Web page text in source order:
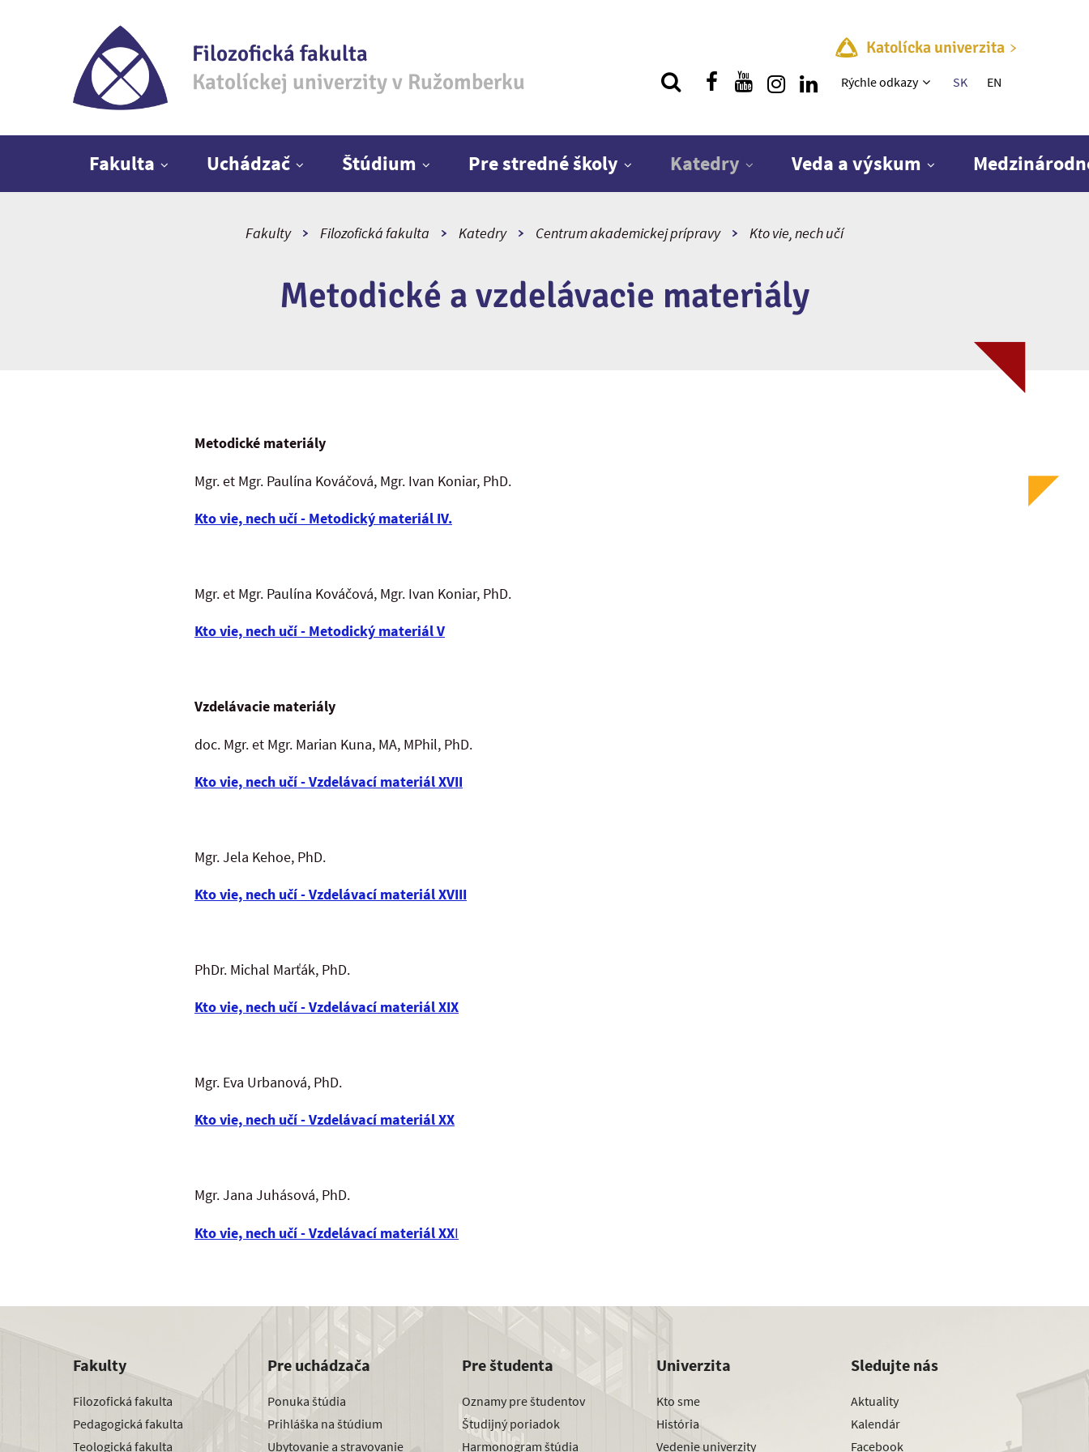
Filozofická fakulta
Katolíckej univerzity v Ružomberku
Katolícka univerzita
Rýchle menu
Rýchle odkazy SK EN
Fakulta Uchádzač Štúdium Pre stredné školy Katedry Veda a výskum
Fakulty Filozofická fakulta Katedry Centrum akademickej prípravy Kto vie, nech učí
Metodické a vzdelávacie materiály
Metodické materiály
Mgr. et Mgr. Paulína Kováčová, Mgr. Ivan Koniar, PhD.
Kto vie, nech učí - Metodický materiál IV.
Mgr. et Mgr. Paulína Kováčová, Mgr. Ivan Koniar, PhD.
Kto vie, nech učí - Metodický materiál V
Vzdelávacie materiály
doc. Mgr. et Mgr. Marian Kuna, MA, MPhil, PhD.
Kto vie, nech učí - Vzdelávací materiál XVII
Mgr. Jela Kehoe, PhD.
Kto vie, nech učí - Vzdelávací materiál XVIII
PhDr. Michal Marťák, PhD.
Kto vie, nech učí - Vzdelávací materiál XIX
Mgr. Eva Urbanová, PhD.
Kto vie, nech učí - Vzdelávací materiál XX
Mgr. Jana Juhásová, PhD.
Kto vie, nech učí - Vzdelávací materiál XXI
Fakulty
Filozofická fakulta
Pedagogická fakulta
Teologická fakulta
Pre uchádzača
Ponuka štúdia
Prihláška na štúdium
Ubytovanie a stravovanie
Pre študenta
Oznamy pre študentov
Študijný poriadok
Harmonogram štúdia
Univerzita
Kto sme
História
Vedenie univerzity
Sledujte nás
Aktuality
Kalendár
Facebook